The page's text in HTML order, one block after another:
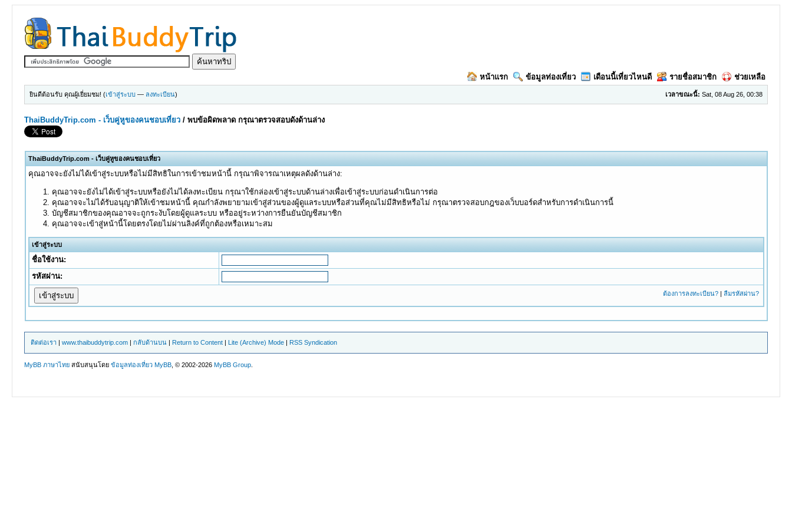
หน้าแรก ข้อมูลท่องเที่ยว เดือนนี้เที่ยวไหนดี รายชื่อสมาชิก ช่วยเหลือ
เวลาขณะนี้: Sat, 08 Aug 26, 00:38
ยินดีต้อนรับ คุณผู้เยี่ยมชม! (เข้าสู่ระบบ — ลงทะเบียน)
ThaiBuddyTrip.com - เว็บคู่หูของคนชอบเที่ยว /พบข้อผิดพลาด กรุณาตรวจสอบดังด้านล่าง
ThaiBuddyTrip.com - เว็บคู่หูของคนชอบเที่ยว
คุณอาจจะยังไม่ได้เข้าสู่ระบบหรือไม่มีสิทธิในการเข้าชมหน้านี้ กรุณาพิจารณาเหตุผลดังด้านล่าง:
คุณอาจจะยังไม่ได้เข้าสู่ระบบหรือยังไม่ได้ลงทะเบียน กรุณาใช้กล่องเข้าสู่ระบบด้านล่างเพื่อเข้าสู่ระบบก่อนดำเนินการต่อ
คุณอาจจะไม่ได้รับอนุญาติให้เข้าชมหน้านี้ คุณกำลังพยายามเข้าสู่ส่วนของผู้ดูแลระบบหรือส่วนที่คุณไม่มีสิทธิหรือไม่ กรุณาตรวจสอบกฎของเว็บบอร์ดสำหรับการดำเนินการนี้
บัญชีสมาชิกของคุณอาจจะถูกระงับโดยผู้ดูแลระบบ หรืออยู่ระหว่างการยืนยันบัญชีสมาชิก
คุณอาจจะเข้าสู่หน้านี้โดยตรงโดยไม่ผ่านลิงค์ที่ถูกต้องหรือเหมาะสม
เข้าสู่ระบบ
ชื่อใช้งาน:
รหัสผ่าน:
ต้องการลงทะเบียน?| ลืมรหัสผ่าน?
ติดต่อเรา |www.thaibuddytrip.com |กลับด้านบน | Return to Content | Lite (Archive) Mode | RSS Syndication
MyBB ภาษาไทย สนับสนุนโดยข้อมูลท่องเที่ยว MyBB , © 2002-2026MyBB Group